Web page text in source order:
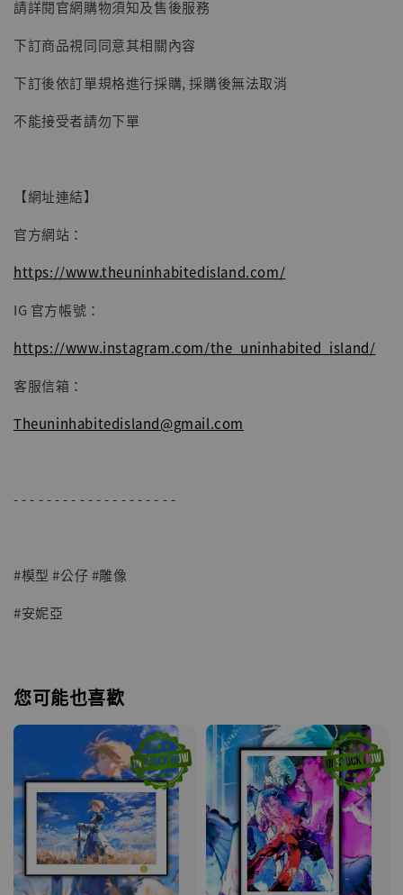
【現貨】BJSTUDIO 1/6系列可動蒐藏人偶 讓
NT$ 5,300
請詳閱官網購物須知及售後服務
下訂商品視同同意其相關內容
下訂後依訂單規格進行採購, 採購後無法取消
不能接受者請勿下單
【網址連結】
官方網站：
https://www.theuninhabitedisland.com/
IG 官方帳號：
https://www.instagram.com/the_uninhabited_island/
客服信箱：
Theuninhabitedisland@gmail.com
- - - - - - - - - - - - - - - - - - - -
#模型 #公仔 #雕像
#安妮亞
您可能也喜歡